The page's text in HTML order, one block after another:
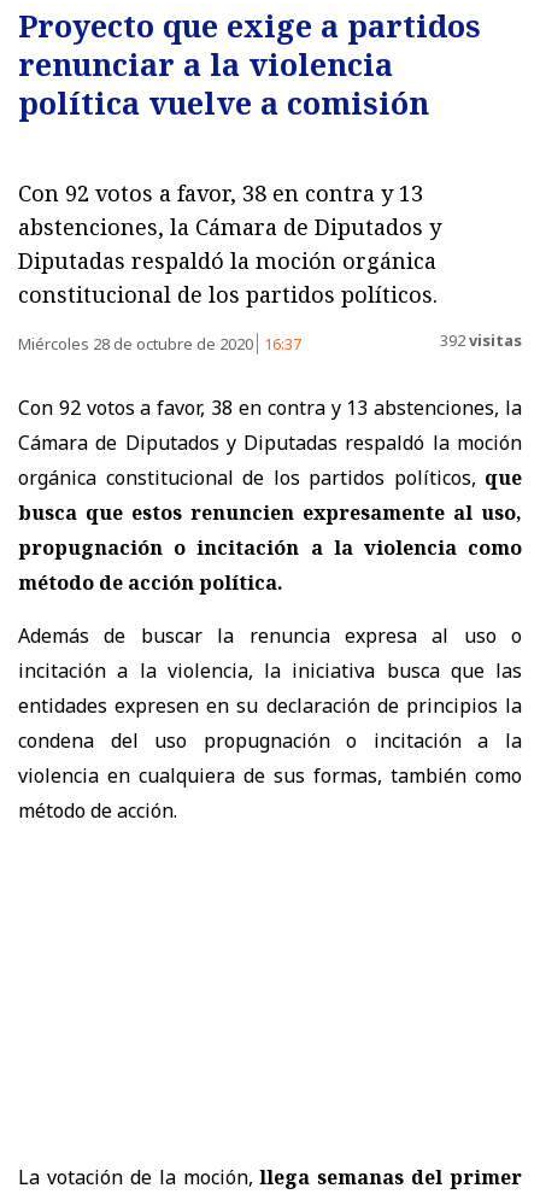
Proyecto que exige a partidos
renunciar a la violencia
política vuelve a comisión
Con 92 votos a favor, 38 en contra y 13
abstenciones, la Cámara de Diputados y
Diputadas respaldó la moción orgánica
constitucional de los partidos políticos.
Miércoles 28 de octubre de 2020 16:37 392visitas
Con 92 votos a favor, 38 en contra y 13 abstenciones, la
Cámara de Diputados y Diputadas respaldó la moción
orgánica constitucional de los partidos políticos, que
busca que estos renuncien expresamente al uso,
propugnación o incitación a la violencia como
método de acción política.
Además de buscar la renuncia expresa al uso o
incitación a la violencia, la iniciativa busca que las
entidades expresen en su declaración de principios la
condena del uso propugnación o incitación a la
violencia en cualquiera de sus formas, también como
método de acción.
La votación de la moción, llega semanas del primer